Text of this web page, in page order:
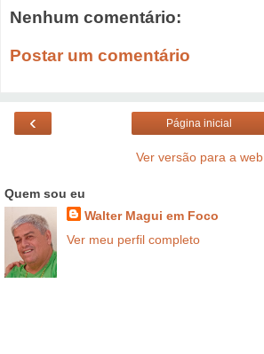
Nenhum comentário:
Postar um comentário
‹ Página inicial
Ver versão para a web
Quem sou eu
Walter Magui em Foco
Ver meu perfil completo